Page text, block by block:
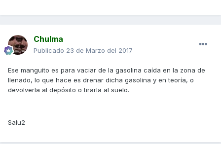
Chulma
Publicado 23 de Marzo del 2017
Ese manguito es para vaciar de la gasolina caída en la zona de
llenado, lo que hace es drenar dicha gasolina y en teoría, o
devolverla al depósito o tirarla al suelo.
Salu2